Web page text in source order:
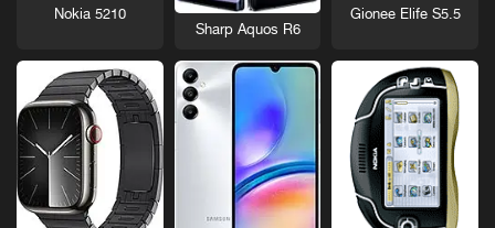
Gionee Elife S5.5
Sharp Aquos R6
Nokia 5210